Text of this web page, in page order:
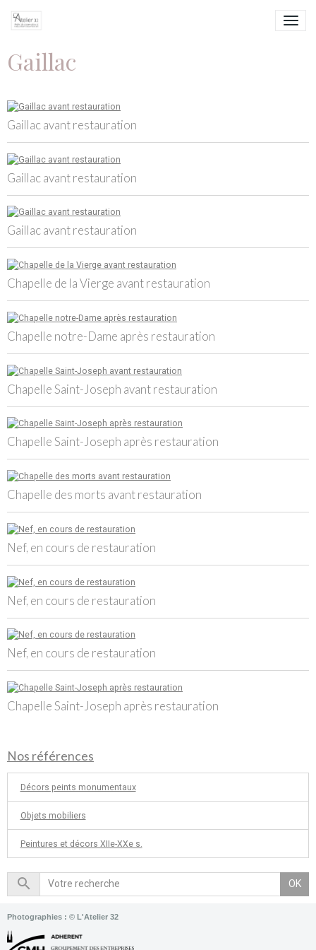
Gaillac
Gaillac avant restauration
Gaillac avant restauration
Gaillac avant restauration
Chapelle de la Vierge avant restauration
Chapelle notre-Dame après restauration
Chapelle Saint-Joseph avant restauration
Chapelle Saint-Joseph après restauration
Chapelle des morts avant restauration
Nef, en cours de restauration
Nef, en cours de restauration
Nef, en cours de restauration
Chapelle Saint-Joseph après restauration
Nos références
Décors peints monumentaux
Objets mobiliers
Peintures et décors XIIe-XXe s.
OK
Photographies : © L'Atelier 32